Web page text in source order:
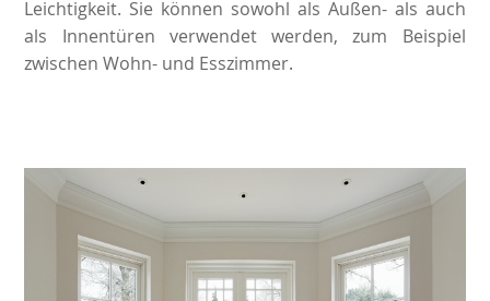
Leichtigkeit. Sie können sowohl als Außen- als auch
als Innentüren verwendet werden, zum Beispiel
zwischen Wohn- und Esszimmer.